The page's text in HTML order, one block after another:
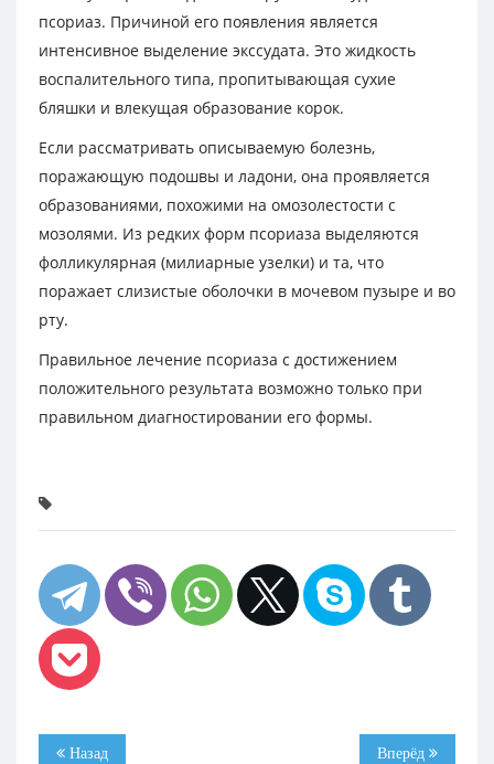
псориаз. Причиной его появления является
интенсивное выделение экссудата. Это жидкость
воспалительного типа, пропитывающая сухие
бляшки и влекущая образование корок.
Если рассматривать описываемую болезнь,
поражающую подошвы и ладони, она проявляется
образованиями, похожими на омозолестости с
мозолями. Из редких форм псориаза выделяются
фолликулярная (милиарные узелки) и та, что
поражает слизистые оболочки в мочевом пузыре и во
рту.
Правильное лечение псориаза с достижением
положительного результата возможно только при
правильном диагностировании его формы.
Назад Вперёд